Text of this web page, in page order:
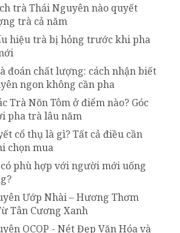
trà Thái Nguyên nào quyết
trà cả năm
hiệu trà bị hỏng trước khi pha
đoán chất lượng: cách nhận biết
ngon không cần pha
Trà Nõn Tôm ở điểm nào? Góc
pha trà lâu năm
cổ thụ là gì? Tất cả điều cần
chọn mua
phù hợp với người mới uống
Ướp Nhài – Hương Thơm
Tân Cương Xanh
OCOP - Nét Đẹp Văn Hóa và